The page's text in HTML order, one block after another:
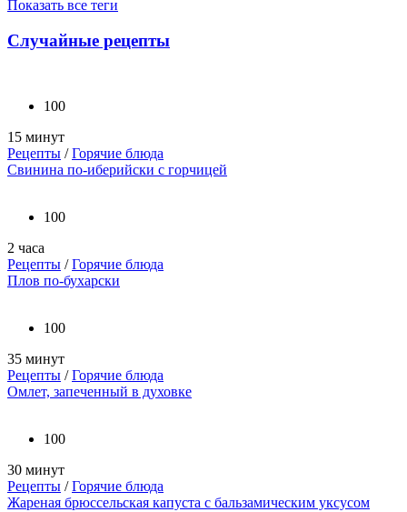
Показать все теги
Случайные рецепты
100
15 минут
Рецепты /Горячие блюда
Свинина по-иберийски с горчицей
100
2 часа
Рецепты /Горячие блюда
Плов по-бухарски
100
35 минут
Рецепты /Горячие блюда
Омлет, запеченный в духовке
100
30 минут
Рецепты /Горячие блюда
Жареная брюссельская капуста с бальзамическим уксусом